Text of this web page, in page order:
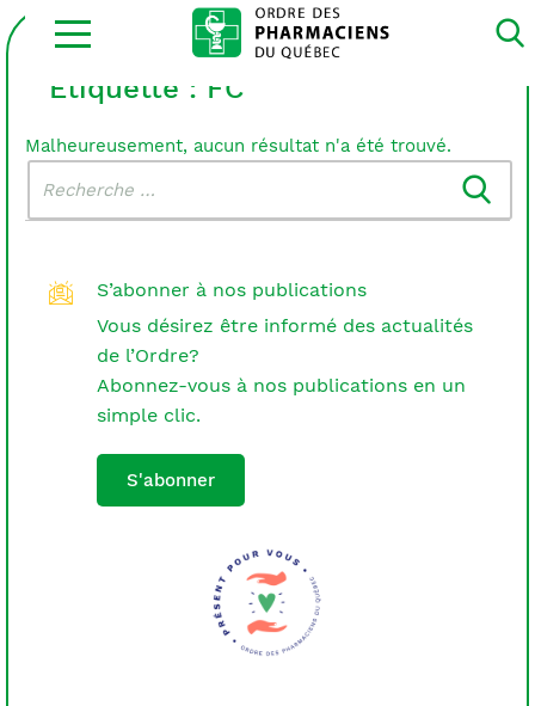
Ouvrir
la
site
Étiquette : FC
Malheureusement, aucun résultat n'a été trouvé.
dans
le
S’abonner à nos publications
Vous désirez être informé des actualités
de l’Ordre?
Abonnez-vous à nos publications en un
simple clic.
S'abonner